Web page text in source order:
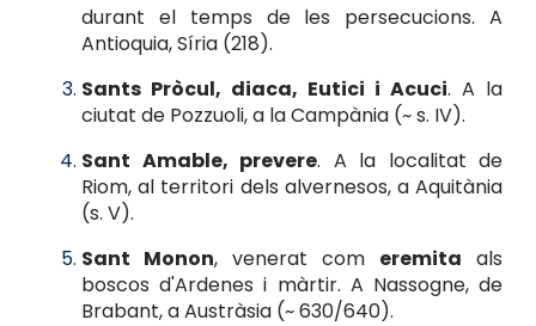
durant el temps de les persecucions. A
Antioquia, Síria (218).
Sants Pròcul, diaca, Eutici i Acuci. A la
ciutat de Pozzuoli, a la Campània (~ s. IV).
Sant Amable, prevere. A la localitat de
Riom, al territori dels alvernesos, a Aquitània
(s. V).
Sant Monon, venerat com eremita als
boscos d'Ardenes i màrtir. A Nassogne, de
Brabant, a Austràsia (~ 630/640).